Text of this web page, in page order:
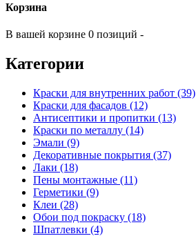
Корзина
В вашей корзине 0 позиций -
Категории
Краски для внутренних работ (39)
Краски для фасадов (12)
Антисептики и пропитки (13)
Краски по металлу (14)
Эмали (9)
Декоративные покрытия (37)
Лаки (18)
Пены монтажные (11)
Герметики (9)
Клеи (28)
Обои под покраску (18)
Шпатлевки (4)